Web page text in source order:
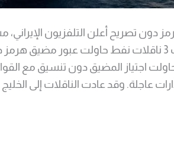
هرمز دون تصريح أعلن التلفزيون الإيراني،
الجمعة، أن الحرس الثوري أوقف 3 ناقلات نفط حاولت عبور
حاولت اجتياز المضيق دون تنسيق مع
عاجلة. وقد عادت الناقلات إلى